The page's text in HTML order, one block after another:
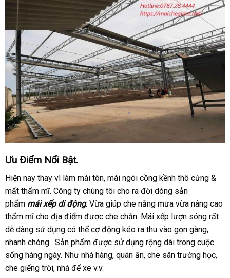
Ưu Điểm Nổi Bật.
Hiện nay thay vì làm mái tôn, mái ngói cồng kềnh thô cứng &
mất thẩm mĩ. Công ty chúng tôi cho ra đời dòng sản
phẩm mái xếp di động. Vừa giúp che nắng mưa vừa nâng cao
thẩm mĩ cho địa điểm được che chắn. Mái xếp lượn sóng rất
dễ dàng sử dụng có thể cơ động kéo ra thu vào gọn gàng,
nhanh chóng . Sản phẩm được sử dụng rộng dãi trong cuộc
sống hàng ngày. Như nhà hàng, quán ăn, che sân trường học,
che giếng trời, nhà để xe v.v.